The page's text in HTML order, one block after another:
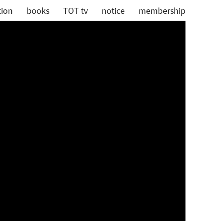
books TOT tv notice membership